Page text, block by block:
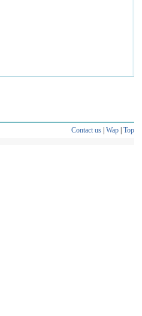
Contact us| Wap| Top